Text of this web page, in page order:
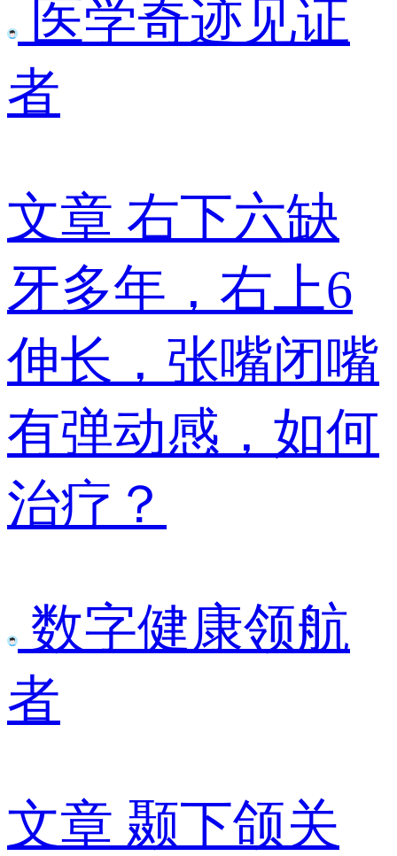
医学奇迹见证
者
文章 右下六缺
牙多年，右上6
伸长，张嘴闭嘴
有弹动感，如何
治疗？
数字健康领航
者
文章 颞下颌关